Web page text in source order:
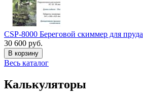
CSP-8000 Береговой скиммер для пруда
30 600 руб.
В корзину
Весь каталог
Калькуляторы